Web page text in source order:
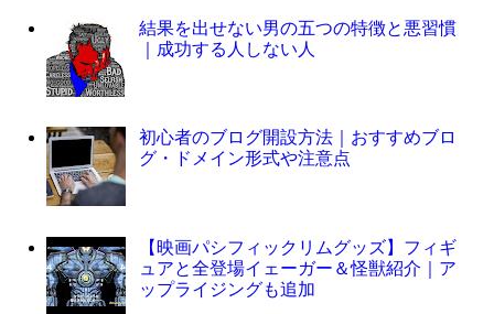
結果を出せない男の五つの特徴と悪習慣
｜成功する人しない人
初心者のブログ開設方法｜おすすめブロ
グ・ドメイン形式や注意点
【映画パシフィックリムグッズ】フィギ
ュアと全登場イェーガー＆怪獣紹介｜ア
ップライジングも追加